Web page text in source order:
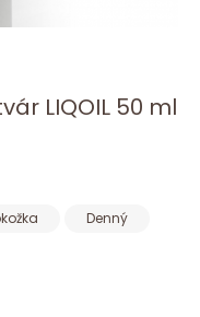
LIQOIL 50 ml
Denný